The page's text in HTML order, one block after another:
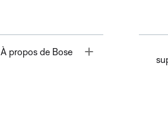
À propos de Bose Toggle